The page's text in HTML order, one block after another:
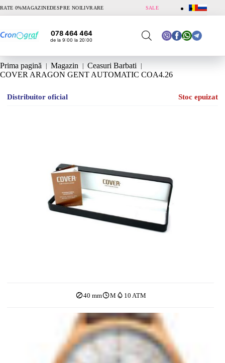
RATE 0%MAGAZINEDESPRE NOILIVRARE SALE
078 464 464
de la 9:00 la 20:00
Prima pagină Magazin
Ceasuri Barbati
COVER ARAGON GENT AUTOMATIC COA4.26
Distribuitor oficial Stoc epuizat
40 mm M 10 ATM